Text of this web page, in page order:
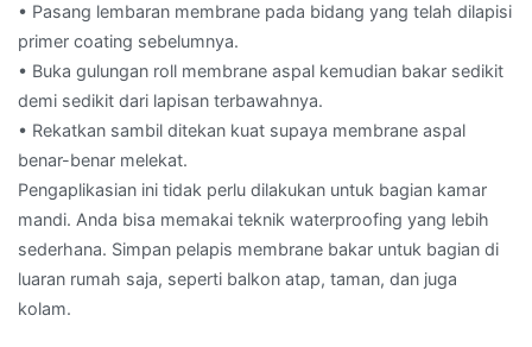
• Pasang lembaran membrane pada bidang yang telah dilapisi
primer coating sebelumnya.
• Buka gulungan roll membrane aspal kemudian bakar sedikit
demi sedikit dari lapisan terbawahnya.
• Rekatkan sambil ditekan kuat supaya membrane aspal
benar-benar melekat.
Pengaplikasian ini tidak perlu dilakukan untuk bagian kamar
mandi. Anda bisa memakai teknik waterproofing yang lebih
sederhana. Simpan pelapis membrane bakar untuk bagian di
luaran rumah saja, seperti balkon atap, taman, dan juga
kolam.